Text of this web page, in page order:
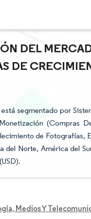
DEL
DE
segmentado por
(Compras
de Fotografías,
Norte, América del
Medios Y